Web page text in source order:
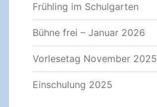
Frühling im Schulgarten
Bühne frei – Januar 2026
Vorlesetag November 2025
Einschulung 2025